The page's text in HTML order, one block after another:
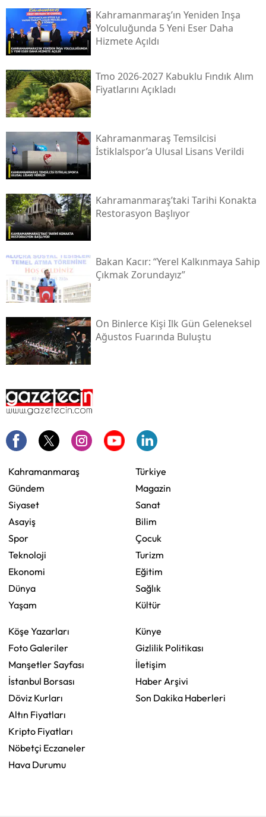
Kahramanmaraş’ın Yeniden Inşa
Yolculuğunda 5 Yeni Eser Daha
Hizmete Açıldı
Tmo 2026-2027 Kabuklu Fındık Alım
Fiyatlarını Açıkladı
Kahramanmaraş Temsilcisi
İstiklalspor’a Ulusal Lisans Verildi
Kahramanmaraş’taki Tarihi Konakta
Restorasyon Başlıyor
Bakan Kacır: “yerel Kalkınmaya Sahip
Çıkmak Zorundayız”
On Binlerce Kişi Ilk Gün Geleneksel
Ağustos Fuarında Buluştu
Kahramanmaraş
Gündem
Siyaset
Asayiş
Spor
Teknoloji
Ekonomi
Dünya
Yaşam
Türkiye
Magazin
Sanat
Bilim
Çocuk
Turizm
Eğitim
Sağlık
Kültür
Köşe Yazarları
Foto Galeriler
Manşetler Sayfası
İstanbul Borsası
Döviz Kurları
Altın Fiyatları
Kripto Fiyatları
Nöbetçi Eczaneler
Hava Durumu
Künye
Gizlilik Politikası
İletişim
Haber Arşivi
Son Dakika Haberleri